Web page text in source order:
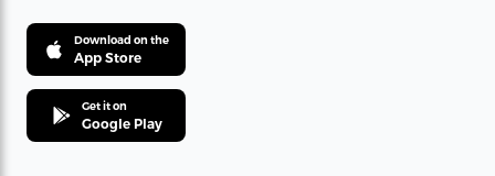
Download on the
App Store
Get it on
Google Play